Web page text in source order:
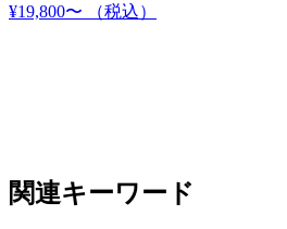
¥19,800〜
（税込）
関連キーワード